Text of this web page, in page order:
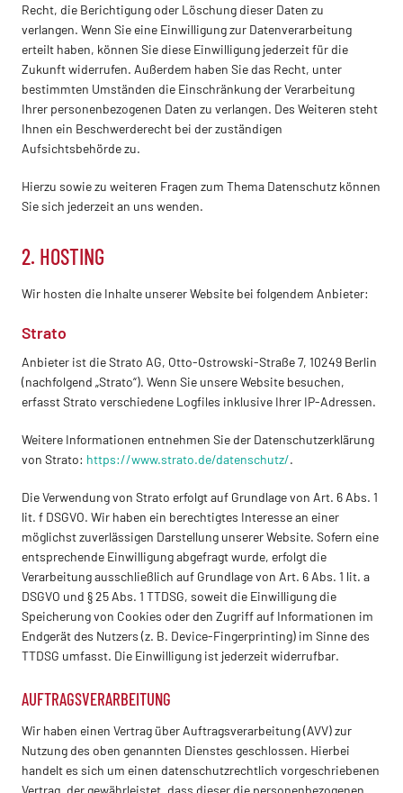
Recht, die Berichtigung oder Löschung dieser Daten zu
verlangen. Wenn Sie eine Einwilligung zur Datenverarbeitung
erteilt haben, können Sie diese Einwilligung jederzeit für die
Zukunft widerrufen. Außerdem haben Sie das Recht, unter
bestimmten Umständen die Einschränkung der Verarbeitung
Ihrer personenbezogenen Daten zu verlangen. Des Weiteren steht
Ihnen ein Beschwerderecht bei der zuständigen
Aufsichtsbehörde zu.
Hierzu sowie zu weiteren Fragen zum Thema Datenschutz können
Sie sich jederzeit an uns wenden.
2. HOSTING
Wir hosten die Inhalte unserer Website bei folgendem Anbieter:
Strato
Anbieter ist die Strato AG, Otto-Ostrowski-Straße 7, 10249 Berlin
(nachfolgend „Strato“). Wenn Sie unsere Website besuchen,
erfasst Strato verschiedene Logfiles inklusive Ihrer IP-Adressen.
Weitere Informationen entnehmen Sie der Datenschutzerklärung
von Strato: https://www.strato.de/datenschutz/.
Die Verwendung von Strato erfolgt auf Grundlage von Art. 6 Abs. 1
lit. f DSGVO. Wir haben ein berechtigtes Interesse an einer
möglichst zuverlässigen Darstellung unserer Website. Sofern eine
entsprechende Einwilligung abgefragt wurde, erfolgt die
Verarbeitung ausschließlich auf Grundlage von Art. 6 Abs. 1 lit. a
DSGVO und § 25 Abs. 1 TTDSG, soweit die Einwilligung die
Speicherung von Cookies oder den Zugriff auf Informationen im
Endgerät des Nutzers (z. B. Device-Fingerprinting) im Sinne des
TTDSG umfasst. Die Einwilligung ist jederzeit widerrufbar.
AUFTRAGSVERARBEITUNG
Wir haben einen Vertrag über Auftragsverarbeitung (AVV) zur
Nutzung des oben genannten Dienstes geschlossen. Hierbei
handelt es sich um einen datenschutzrechtlich vorgeschriebenen